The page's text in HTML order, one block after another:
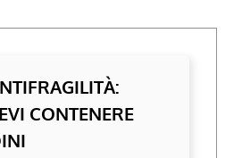
CONTENERE